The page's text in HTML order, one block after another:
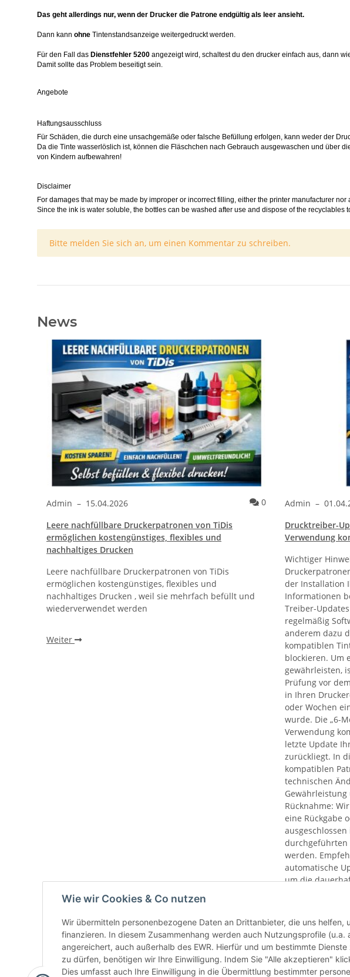
Das geht allerdings nur, wenn der Drucker die Patrone endgültig als leer ansieht.
Dann kann ohne Tintenstandsanzeige weitergedruckt werden.
Für den Fall das Dienstfehler 5200 angezeigt wird, schaltest du den drucker einfach aus, dann
Damit sollte das Problem beseitigt sein.
Angebote
Haftungsausschluss
Für Schäden, die durch eine unsachgemäße oder falsche Befüllung erfolgen, kann weder der
Da die Tinte wasserlöslich ist, können die Fläschchen nach Gebrauch ausgewaschen und über
von Kindern aufbewahren!
Disclaimer
For damages that may be made by improper or incorrect filling, either the printer manufacturer nor
Since the ink is water soluble, the bottles can be washed after use and dispose of the
x
Bitte melden Sie sich an, um einen Kommentar zu schreiben.
News
Kommentare
Admin – 15.04.2026 Kommentare
0
Leere nachfüllbare Druckerpatronen von TiDis
ermöglichen kostengünstiges, flexibles und
nachhaltiges Drucken
Leere nachfüllbare Druckerpatronen von TiDis
ermöglichen kostengünstiges, flexibles und
nachhaltiges Drucken , weil sie mehrfach befüllt und
wiederverwendet werden
Weiter
Admin –
Drucktreiber-
Verwendung
Wichtiger
der Installation
Informationen
Treiber-
regelmäßig
anderem dazu
kompatiblen
blockieren. Um
gewährleisten,
Prüfung vor
in Ihren
oder Wochen
wurde. Die „6-
Verwendung
letzte Update
zurückliegt. In
kompatiblen
technischen
Gewährleistung
Rücknahme:
eine Rückgabe
durchgeführten
werden.
automatische
um die
geprüft haben
aktuelle
Weiter
Wie wir Cookies & Co nutzen
Wir übermitteln personenbezogene Daten an Drittanbieter, die uns helfen,
finanzieren. In diesem Zusammenhang werden auch Nutzungsprofile
angereichert, auch außerhalb des EWR. Hierfür und um bestimmte
zu dürfen, benötigen wir Ihre Einwilligung. Indem Sie "Alle akzeptieren"
Dies umfasst auch Ihre Einwilligung in die Übermittlung bestimmter